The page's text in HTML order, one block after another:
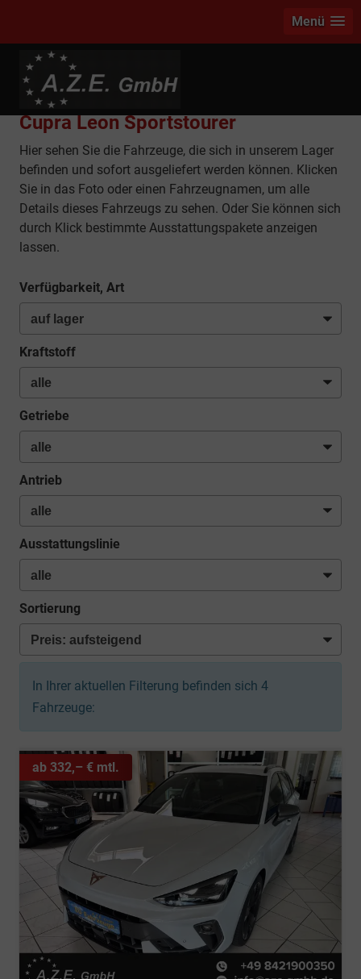
Menü
info
Cupra Leon Sportstourer
Hier sehen Sie die Fahrzeuge, die sich in unserem Lager
befinden und sofort ausgeliefert werden können. Klicken
Sie in das Foto oder einen Fahrzeugnamen, um alle
Details dieses Fahrzeugs zu sehen. Oder Sie können sich
durch Klick bestimmte Ausstattungspakete anzeigen
lassen.
Verfügbarkeit, Art
Kraftstoff
Getriebe
Antrieb
Ausstattungslinie
Sortierung
In Ihrer aktuellen Filterung befinden sich 4
Fahrzeuge:
ab 332,– € mtl.